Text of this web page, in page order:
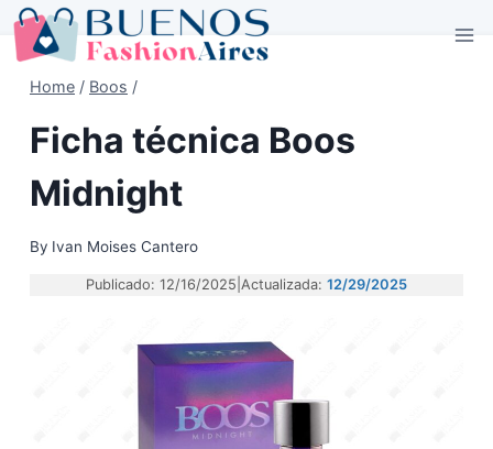
Skip
to
Home / Boos /
Ficha técnica Boos
Midnight
By Ivan Moises Cantero
Publicado: 12/16/2025 Actualizada: 12/29/2025